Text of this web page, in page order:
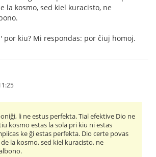
la kosmo, sed kiel kuracisto, ne
por kiu? Mi respondas: por ĉiuj homoj.
li ne estus perfekta. Tial efektive Dio ne
kosmo estas la sola pri kiu ni estas
ke ĝi estas perfekta. Dio certe povas
la kosmo, sed kiel kuracisto, ne